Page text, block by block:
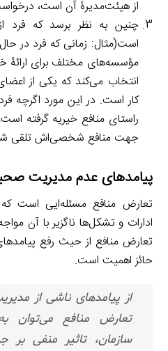
از هیئت‌مدیرۀ آن است،
چنین به نظر برسد که فرد
است(مثال: زمانی که فرد در
مؤسسه‌های مختلف برای
انتخاب می‌کند که یکی از
کار است. در این مورد اگرچه
راستای منافع خیریه گرفته
جهت منافع شخصی‌اش تلقی
پیامدهای عدم مدیریت
تعارض منافع مسئله‌ایی است
ادارات و تشکل‌ها ناگزیر با آن
تعارض منافع از حیث رفع
حائز اهمیت است.
از پیامدهای ناشی از
تعارض منافع می‌توان
سازمان، تاثیر منفی